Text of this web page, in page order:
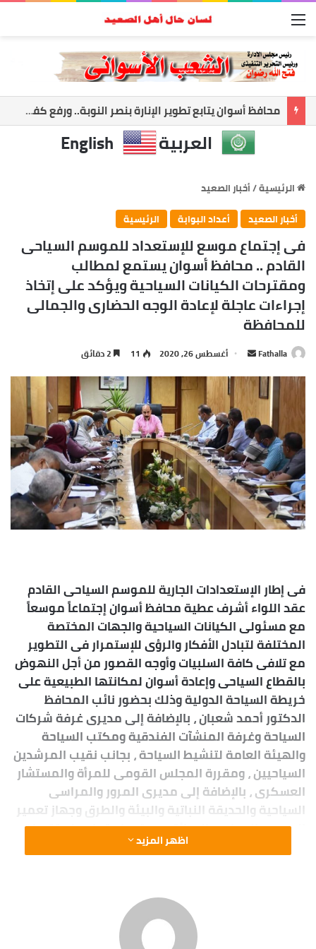
القائمة
محافظ أسوان يتابع تطوير الإنارة بنصر النوبة.. ورفع كفاءة الطرق لخدمة المواطنين
العربية English
الرئيسية/أخبار الصعيد
أخبار الصعيد
أعداد البوابة الرئيسية
فى إجتماع موسع للإستعداد للموسم السياحى
القادم .. محافظ أسوان يستمع لمطالب
ومقترحات الكيانات السياحية ويؤكد على إتخاذ
إجراءات عاجلة لإعادة الوجه الحضارى والجمالى
للمحافظة
Fathalla
أرسل
إلكترونيا
أغسطس 26, 2020 11
فى إطار الإستعدادات الجارية للموسم السياحى القادم
عقد اللواء أشرف عطية محافظ أسوان إجتماعاً موسعاً
مع مسئولى الكيانات السياحية والجهات المختصة
المختلفة لتبادل الأفكار والرؤى للإستمرار فى التطوير
مع تلافى كافة السلبيات وأوجه القصور من أجل النهوض
بالقطاع السياحى وإعادة أسوان لمكانتها الطبيعية على
خريطة السياحة الدولية وذلك بحضور نائب المحافظ
الدكتور أحمد شعبان ، بالإضافة إلى مديرى غرفة شركات
السياحة وغرفة المنشآت الفندقية ومكتب السياحة
والهيئة العامة لتنشيط السياحة ، بجانب نقيب المرشدين
السياحيين ، ومقررة المجلس القومى للمرأة والمستشار
العسكرى ، بالإضافة إلى مديرى المرور والمراسى
السياحية والحديقة النباتية والبيئة والطرق وجهاز تعمير
الصعيد والمحاجر والحدائق ، وعقب إستماعه لمقترحات
ومطالب الكيانات السياحية أكد اللواء أشرف عطية على
أسوان وباقى مدن المحافظة من أبرزها تفعيل قرار
اللجنة العليا للسياحة مع دورية إنعقاده كل شهر ، وأيضاً
تشكيل لجنة لتسويق السياحة الثقافية للإعداد الجيد
اظهر المزيد